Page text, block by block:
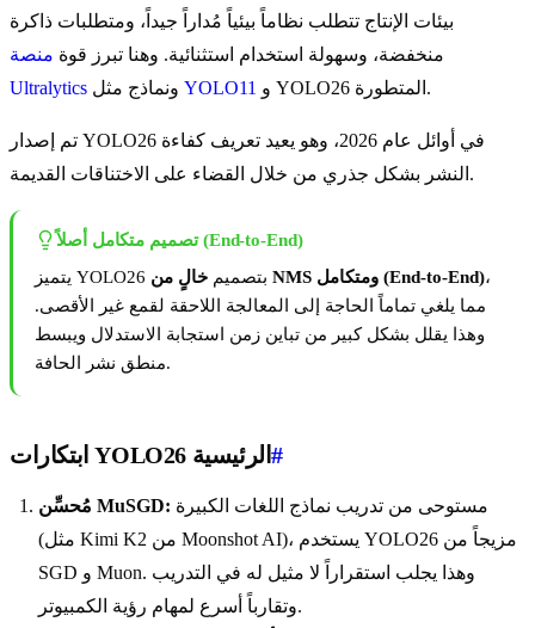
بيئات الإنتاج تتطلب نظاماً بيئياً مُداراً جيداً، ومتطلبات ذاكرة
منخفضة، وسهولة استخدام استثنائية. وهنا تبرز قوة منصة
Ultralytics
YOLO11 و YOLO26 المتطورة.
تم إصدار YOLO26 في أوائل عام 2026، وهو يعيد تعريف كفاءة
النشر بشكل جذري من خلال القضاء على الاختناقات القديمة.
تصميم متكامل أصلاً (End-to-End)
يتميز YOLO26 بتصميم
خالٍ من NMS ومتكامل (End-to-End)،
مما يلغي تماماً الحاجة إلى المعالجة اللاحقة لقمع غير الأقصى.
وهذا يقلل بشكل كبير من تباين زمن استجابة الاستدلال ويبسط
منطق نشر الحافة.
ابتكارات YOLO26 الرئيسية#
مُحسِّن MuSGD:
(مثل Kimi K2 من Moonshot AI)، يستخدم YOLO26 مزيجاً من
SGD و Muon. وهذا يجلب استقراراً لا مثيل له في التدريب
وتقارباً أسرع لمهام رؤية الكمبيوتر.